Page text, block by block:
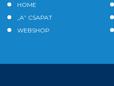
HOME
„A” CSAPAT
WEBSHOP